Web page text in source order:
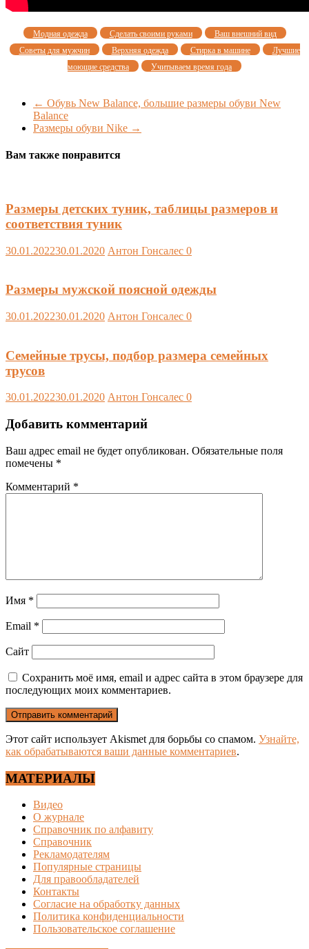
Модная одежда Сделать своими руками
Ваш внешний вид
Советы для мужчин
Верхняя одежда Стирка в машине
Лучшие
моющие средства
Учитываем время года
← Обувь New Balance, большие размеры обуви New
Balance
Размеры обуви Nike →
Вам также понравится
Размеры детских туник, таблицы размеров и
соответствия туник
30.01.202230.01.2020 Антон Гонсалес 0
Размеры мужской поясной одежды
30.01.202230.01.2020 Антон Гонсалес 0
Семейные трусы, подбор размера семейных
трусов
30.01.202230.01.2020 Антон Гонсалес 0
Добавить комментарий
Ваш адрес email не будет опубликован. Обязательные поля
помечены *
Комментарий *
Имя *
Email *
Сайт
Сохранить моё имя, email и адрес сайта в этом браузере для
последующих моих комментариев.
Этот сайт использует Akismet для борьбы со спамом. Узнайте,
как обрабатываются ваши данные комментариев.
МАТЕРИАЛЫ
Видео
О журнале
Справочник по алфавиту
Справочник
Рекламодателям
Популярные страницы
Для правообладателей
Контакты
Согласие на обработку данных
Политика конфиденциальности
Пользовательское соглашение